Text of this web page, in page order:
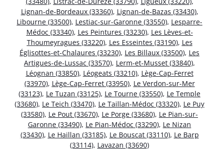
Lignan-de-Bordeaux (33360), Lignan-de-Bazas (33430),
Libourne (33500), Lestiac-sur-Garonne (33550), Lesparre-
Médoc (33340), Les Peintures (33230), Les Lèves-et-
Thoumeyragues (33220), Les Esseintes (33190), Les
Églisottes-et-Chalaures (33230), Les Billaux (33500), Les
Artigues-de-Lussac (33570), Lerm-et-Musset (33840),
Léognan (33850), Léogeats (33210), Lège-Cap-Ferret
(33970), Lège-Cap-Ferret (33950), Le Verdon-sur-Mer
(33123), Le Tuzan (33125), Le Tourne (33550), Le Temple
(33680), Le Teich (33470), Le Taillan-Médoc (33320), Le Puy
(33580), Le Pout (33670), Le Porge (33680), Le Pian-sur-
Garonne (33490), Le Pian-Médoc (33290), Le Nizan
(33430), Le Haillan (33185), Le Bouscat (33110), Le Barp
(33114), Lavazan (33690)